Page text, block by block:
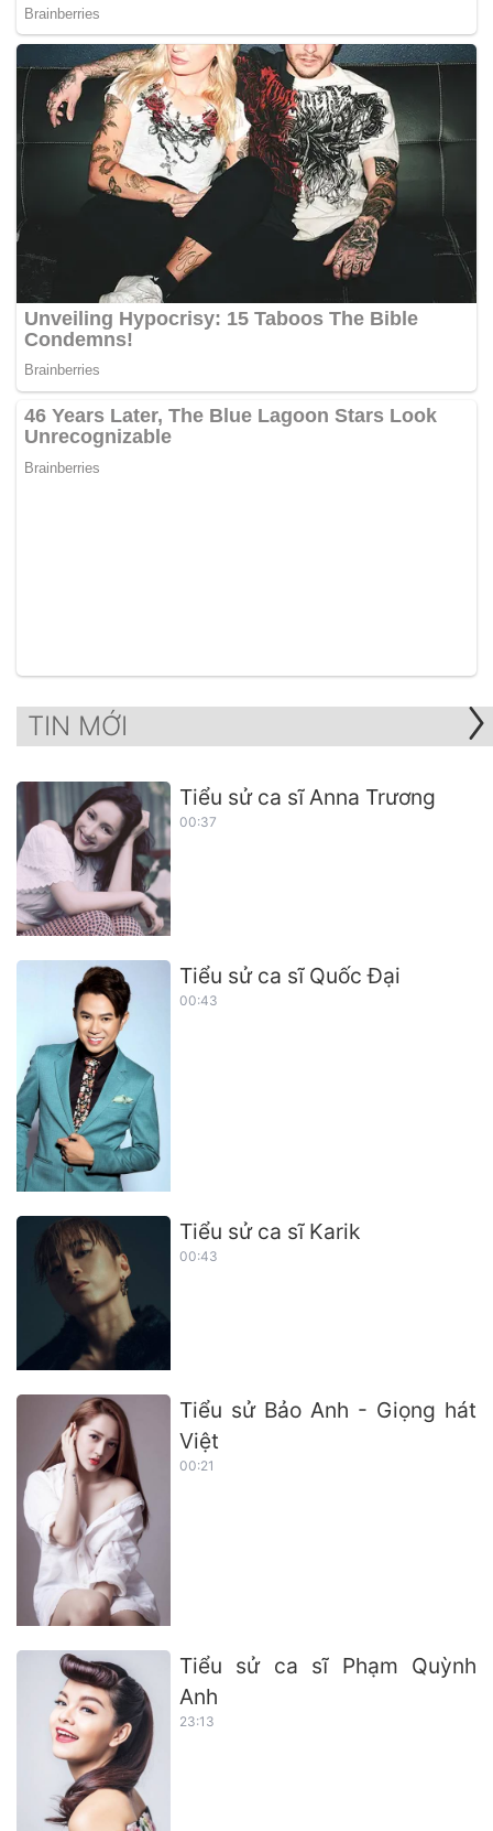
TIN MỚI
Tiểu sử ca sĩ Anna Trương
00:37
Tiểu sử ca sĩ Quốc Đại
00:43
Tiểu sử ca sĩ Karik
00:43
Tiểu sử Bảo Anh - Giọng hát
Việt
00:21
Tiểu sử ca sĩ Phạm Quỳnh
Anh
23:13